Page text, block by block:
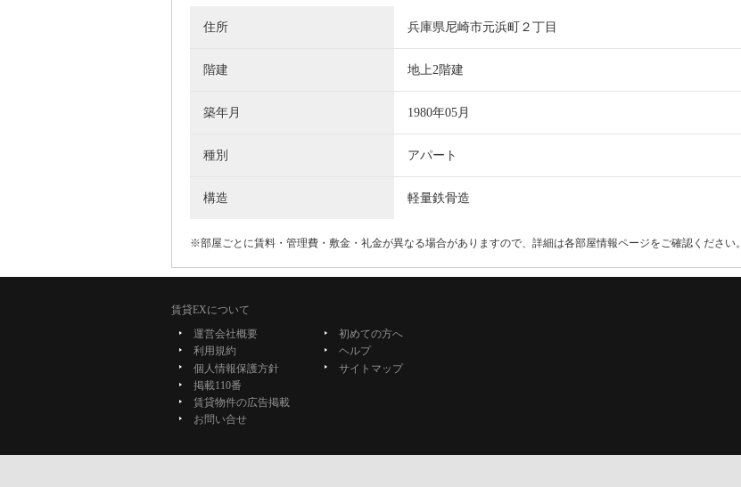
住所 兵庫県尼崎市元浜町２丁目
階建 地上2階建
築年月 1980年05月
種別 アパート
構造 軽量鉄骨造
※部屋ごとに賃料・管理費・敷金・礼金が異なる場合がありますので、詳細は各部屋情報ページをご確認ください。
賃貸EXについて
運営会社概要
利用規約
個人情報保護方針
掲載110番
賃貸物件の広告掲載
お問い合せ
初めての方へ
ヘルプ
サイトマップ